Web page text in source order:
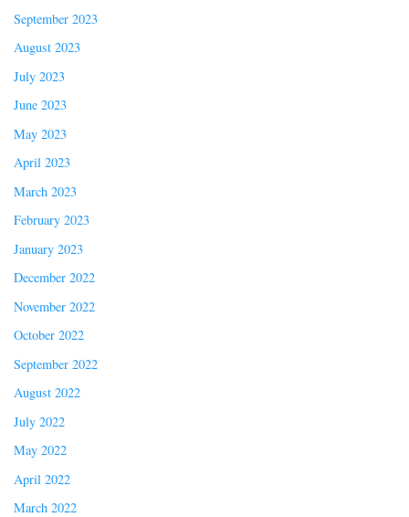
September 2023
August 2023
July 2023
June 2023
May 2023
April 2023
March 2023
February 2023
January 2023
December 2022
November 2022
October 2022
September 2022
August 2022
July 2022
May 2022
April 2022
March 2022